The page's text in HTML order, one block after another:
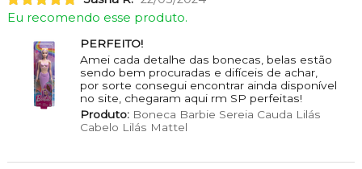
Eu recomendo esse produto.
PERFEITO!
Amei cada detalhe das bonecas, belas estão
sendo bem procuradas e difíceis de achar,
por sorte consegui encontrar ainda disponível
no site, chegaram aqui rm SP perfeitas!
Produto:Boneca Barbie Sereia Cauda Lilás
Cabelo Lilás Mattel